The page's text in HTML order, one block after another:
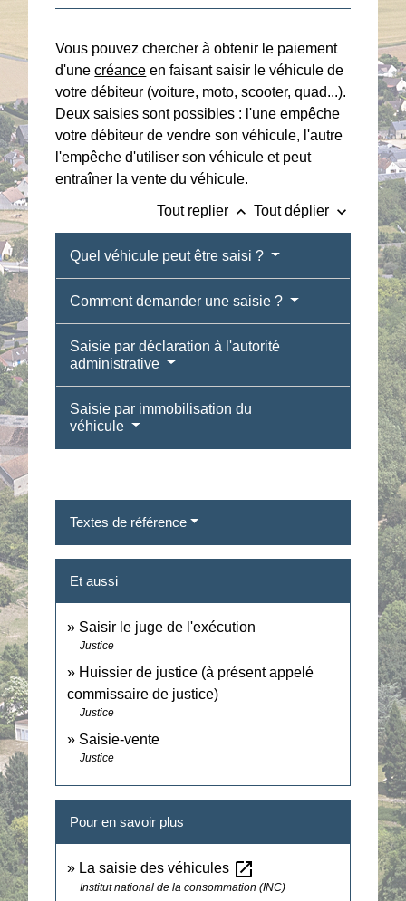
Vous pouvez chercher à obtenir le paiement
d'unecréance en faisant saisir le véhicule de
votre débiteur (voiture, moto, scooter, quad...).
Deux saisies sont possibles : l'une empêche
votre débiteur de vendre son véhicule, l'autre
l'empêche d'utiliser son véhicule et peut
entraîner la vente du véhicule.
Tout replier keyboard_arrow_up Tout déplier keyboard_arrow_down
Quel véhicule peut être saisi ?
Comment demander une saisie ?
Saisie par déclaration à l'autorité
administrative
Saisie par immobilisation du
véhicule
Textes de référence
Et aussi
Saisir le juge de l'exécution
Justice
Huissier de justice (à présent appelé
commissaire de justice)
Justice
Saisie-vente
Justice
Pour en savoir plus
La saisie des véhicules open_in_new
Institut national de la consommation (INC)